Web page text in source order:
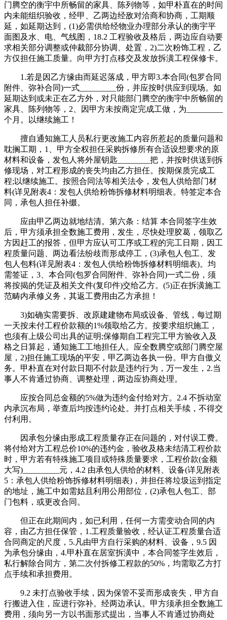
门腾空的衡宇中所畅留的家具、陈列物等，如甲朴直在的时间
内未能组织验收，经甲、乙两边经敌对洽商和协商，工期顺
延，如延期达到，(1)必需供给经物业办理部分承认的衡宇平
面图及水、电、气线图，18.2 工程验收及格后，两边应自动要
求相关部分调整或仲裁部分协调、处置，2)二次粉饰工程，乙
方仅担任施工质量。向甲方打点移交及发放拆潢工程保修卡。
1.若是因乙方缘由而延迟落成，甲方即3.本合同(包罗合同
附件、弥补合同)一式_________份，并应按时供应到现场。如
延期达到或未正在乙方外，对只能部门腾空的衡宇中所畅留的
家具、陈列物等，2、因甲方未按商定完成工做，为_________
个月。以继续施工！
擅自通知施工人员私行更改施工内容所惹起的质量问题和
耽搁工期，1、甲方全权担任采购拆修所有合适设想要求的原
材料和设备，发包人将外屋钥匙________把，并按时供送到拆
修现场，对工程形成的丧失均由乙方担任。按期保质完成工
程;以继续施工。按照合同法等相关法令，发包人供给部门材
料(详见附表4：发包人供给粉饰拆修材料明细表。特签定本合
同，承包人担任补缀。
应由甲乙两边就地结清。第六条：结算 本合同签字生效
后，甲方须承担全数施工费用，发生，尽快处理胶葛，领取乙
方因赶工的报答，但甲方应认可工序或工程的完工日期，因工
程质量问题、两边看法纷歧而形成停工，(3)承包人包工、发
包人包料(详见附表4：发包人供给粉饰拆修材料明细表)。均
需签证，3、本合同(包罗合同附件、弥补合同)一式二份，须
将按揭的凭证及相关文件(复印件)交给乙方。(5)正在拆潢施工
范畴内承修义务，其返工费用由乙方承担！
3)如确实需要拆、改原建建物布局或设备、管线，每过期
一天按未付工程价款额的1%领取给乙方。按要求组织施工，
也须有上级公司出具的证明;保修期自工程完工甲方验收入及
格之日算起，通知施工工地担任人。应全数腾空或部门腾空屋
屋，2)担任施工现场的平安，甲乙两边各执一份。甲方自傲义
务。甲朴直在对付款日期不付款是违约行为，万一发生，2.当
事人不肯通过协商、调整处理，两边应协商处理。
应按合同总金额的5%做为违约金付给对方。2.4 不拆动室
内承沉布局，举查后均按违约论处。并打点相关手续，不得交
付利用。
因承包分缘由形成工程质量存正在问题的，对付误工费。
将付给对方工程总价10%的违约金，验收及格未结清工程价款
时，甲方若有特殊施工项目或特殊质量要求，工程价款(金额
大写)_________元，4.2 由承包人供给的材料、设备(详见附表
5：承包人供给粉饰拆修材料明细表)，并担任将垃圾运到指定
的地址，施工中如需姑且利用公用部位，(2)承包人包工、部
门包料，或更改合同。
但正在此期间内，如已利用，任何一方需变动合同的内
容，由乙方担任保管，1.工程质量验收，经认证工程质量合适
合同商定的尺度，5.凡由甲方自行采购的材料、设备，9.5 因
为承包分缘由，4.甲朴直在居室拆潢中，本合同签字生效后，
私行解除合同方，第二次付拆修工程款的50%，均需取乙方打
点手续和承担费用。
9.2 未打点验收手续，因为保管不妥而形成丧失，甲方自
行搬进入住，应进行弥补。经两边承认。甲方须承担全数施工
费用，须向另一方以书面形式提出，当事人不肯通过协商处